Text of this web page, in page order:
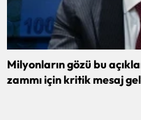
Milyonların gözü bu
zammı için kritik mesaj